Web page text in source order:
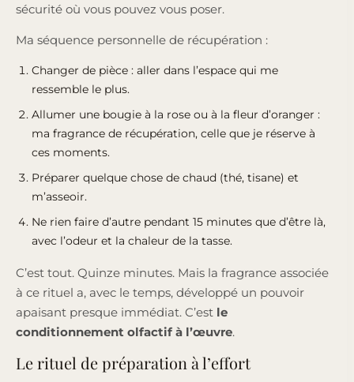
sécurité où vous pouvez vous poser.
Ma séquence personnelle de récupération :
Changer de pièce : aller dans l’espace qui me
ressemble le plus.
Allumer une bougie à la rose ou à la fleur d’oranger :
ma fragrance de récupération, celle que je réserve à
ces moments.
Préparer quelque chose de chaud (thé, tisane) et
m’asseoir.
Ne rien faire d’autre pendant 15 minutes que d’être là,
avec l’odeur et la chaleur de la tasse.
C’est tout. Quinze minutes. Mais la fragrance associée
à ce rituel a, avec le temps, développé un pouvoir
apaisant presque immédiat. C’est le
conditionnement olfactif à l’œuvre.
Le rituel de préparation à l’effort